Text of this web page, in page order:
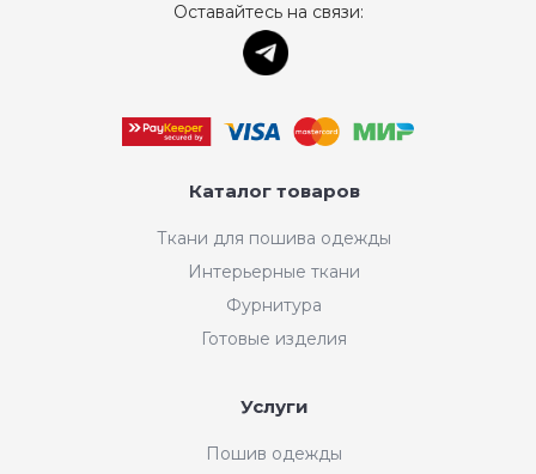
Оставайтесь на связи:
Каталог товаров
Ткани для пошива одежды
Интерьерные ткани
Фурнитура
Готовые изделия
Услуги
Пошив одежды